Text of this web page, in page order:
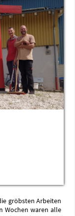
gröbsten Arbeiten
Wochen waren alle